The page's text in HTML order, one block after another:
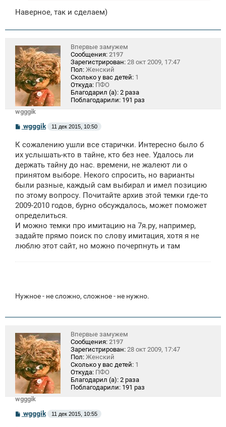
Наверное, так и сделаем)
wgggik
Впервые замужем
Сообщения: 2197
Зарегистрирован: 28 окт 2009, 17:47
Пол: Женский
Сколько у вас детей: 1
Откуда: ПФО
Благодарил (а): 2 раза
Поблагодарили: 191 раз
С
б
щ
н
и
wgggik 11 дек 2015, 10:50
К сожалению ушли все старички. Интересно было б
их услышать-кто в тайне, кто без нее. Удалось ли
держать тайну до нас. времени, не жалеют ли о
принятом выборе. Некого спросить, но варианты
были разные, каждый сам выбирал и имел позицию
по этому вопросу. Почитайте архив этой темки где-то
2009-2010 годов, бурно обсуждалось, может поможет
определиться.
И можно темки про имитацию на 7я.ру, например,
задайте прямо поиск по слову имитация, хотя я не
люблю этот сайт, но можно почерпнуть и там
Нужное - не сложно, сложное - не нужно.
wgggik
Впервые замужем
Сообщения: 2197
Зарегистрирован: 28 окт 2009, 17:47
Пол: Женский
Сколько у вас детей: 1
Откуда: ПФО
Благодарил (а): 2 раза
Поблагодарили: 191 раз
Сwgggik 11 дек 2015, 10:55